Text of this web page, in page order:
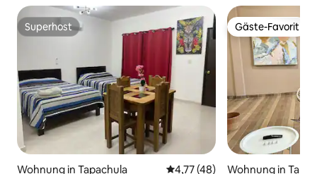
Superhost
Superhost
Wohnung in Tapachula Durchschnittliche Bewertung:
4,77 (48)
Gäste-Favorit
Gäste-Favorit
Wohnung in